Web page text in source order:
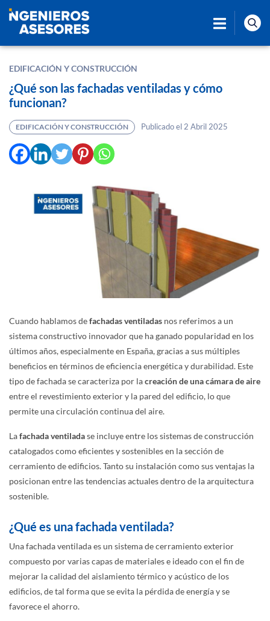
EDIFICACIÓN Y CONSTRUCCIÓN
¿Qué son las fachadas ventiladas y cómo
funcionan?
EDIFICACIÓN Y CONSTRUCCIÓN Publicado el 2 Abril 2025
Cuando hablamosdefachadas ventiladas nos referimos aun
sistema constructivo innovador que ha ganado popularidad en los
últimos años, especialmente en España, gracias a sus múltiples
beneficios en términos de eficiencia energética y durabilidad. Este
tipo de fachada se caracteriza por lacreación de una cámara de aire
entre el revestimiento exterior y la pared del edificio, lo que
permite una circulación continua del aire.
Lafachada ventiladase incluye entre los sistemas de construcción
catalogados como eficientes y sostenibles en la sección de
cerramiento de edificios. Tanto su instalación como sus ventajas la
posicionan entre las tendencias actuales dentro de la arquitectura
sostenible.
¿Qué es una fachada ventilada?
Una fachada ventilada es un sistema de cerramiento exterior
compuesto por varias capasde materialese ideadocon el fin de
mejorar la calidad del aislamiento térmico y acústico de los
edificios, de tal forma que se evita la pérdida de energía y se
favorece el ahorro.